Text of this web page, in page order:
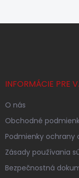
INFORMÁCIE PRE
O nás
Obchodné
Podmienky ochrany
Zásady používania
Bezpečnostná